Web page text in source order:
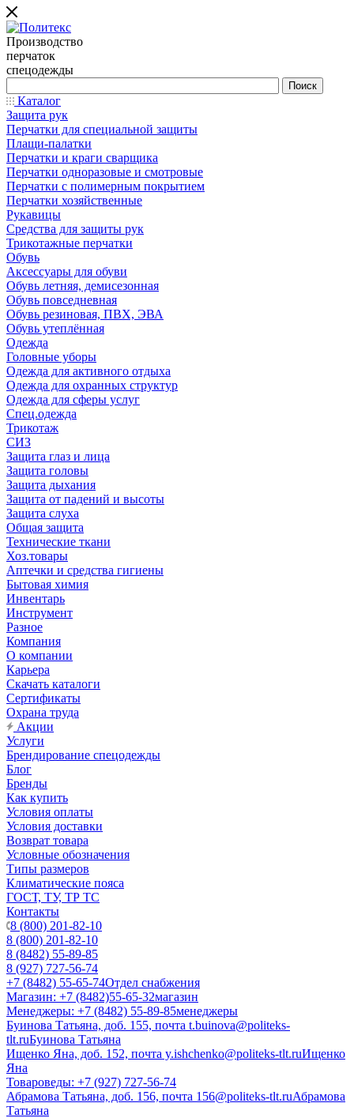
Производство
перчаток
спецодежды
Каталог
Защита рук
Перчатки для специальной защиты
Плащи-палатки
Перчатки и краги сварщика
Перчатки одноразовые и смотровые
Перчатки с полимерным покрытием
Перчатки хозяйственные
Рукавицы
Средства для защиты рук
Трикотажные перчатки
Обувь
Аксессуары для обуви
Обувь летняя, демисезонная
Обувь повседневная
Обувь резиновая, ПВХ, ЭВА
Обувь утеплённая
Одежда
Головные уборы
Одежда для активного отдыха
Одежда для охранных структур
Одежда для сферы услуг
Спец.одежда
Трикотаж
СИЗ
Защита глаз и лица
Защита головы
Защита дыхания
Защита от падений и высоты
Защита слуха
Общая защита
Технические ткани
Хоз.товары
Аптечки и средства гигиены
Бытовая химия
Инвентарь
Инструмент
Разное
Компания
О компании
Карьера
Cкачать каталоги
Сертификаты
Охрана труда
Акции
Услуги
Брендирование спецодежды
Блог
Бренды
Как купить
Условия оплаты
Условия доставки
Возврат товара
Условные обозначения
Типы размеров
Климатические пояса
ГОСТ, ТУ, ТР ТС
Контакты
8 (800) 201-82-10
8 (800) 201-82-10
8 (8482) 55-89-85
8 (927) 727-56-74
+7 (8482) 55-65-74Отдел снабжения
Магазин: +7 (8482)55-65-32магазин
Менеджеры: +7 (8482) 55-89-85менеджеры
Буинова Татьяна, доб. 155, почта t.buinova@politeks-
tlt.ruБуинова Татьяна
Ищенко Яна, доб. 152, почта y.ishchenko@politeks-tlt.ruИщенко
Яна
Товароведы: +7 (927) 727-56-74
Абрамова Татьяна, доб. 156, почта 156@politeks-tlt.ruАбрамова
Татьяна